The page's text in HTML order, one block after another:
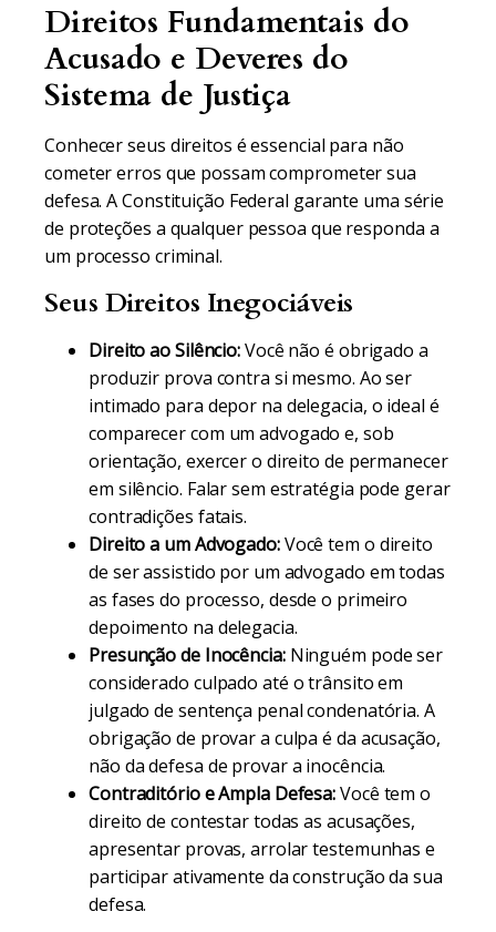
Direitos Fundamentais do
Acusado e Deveres do
Sistema de Justiça
Conhecer seus direitos é essencial para não
cometer erros que possam comprometer sua
defesa. A Constituição Federal garante uma série
de proteções a qualquer pessoa que responda a
um processo criminal.
Seus Direitos Inegociáveis
Direito ao Silêncio:Você não é obrigado a
produzir prova contra si mesmo. Ao ser
intimado para depor na delegacia, o ideal é
comparecer com um advogado e, sob
orientação, exercer o direito de permanecer
em silêncio. Falar sem estratégia pode gerar
contradições fatais.
Direito a um Advogado:Você tem o direito
de ser assistido por um advogado em todas
as fases do processo, desde o primeiro
depoimento na delegacia.
Presunção de Inocência:Ninguém pode ser
considerado culpado até o trânsito em
julgado de sentença penal condenatória. A
obrigação de provar a culpa é da acusação,
não da defesa de provar a inocência.
Contraditório e Ampla Defesa:Você tem o
direito de contestar todas as acusações,
apresentar provas, arrolar testemunhas e
participar ativamente da construção da sua
defesa.